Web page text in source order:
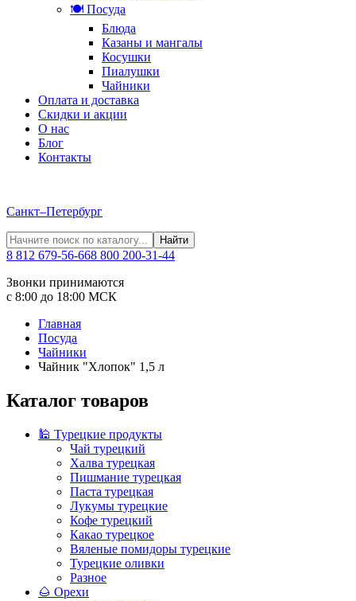
🍽️ Посуда
Блюда
Казаны и мангалы
Косушки
Пиалушки
Чайники
Оплата и доставка
Скидки и акции
О нас
Блог
Контакты
Санкт–Петербург
Найти
8 812 679-56-668 800 200-31-44
Звонки принимаются
с 8:00 до 18:00 МСК
Главная
Посуда
Чайники
Чайник "Хлопок" 1,5 л
Каталог товаров
🕌 Турецкие продукты
Чай турецкий
Халва турецкая
Пишмание турецкая
Паста турецкая
Лукумы турецкие
Кофе турецкий
Какао турецкое
Вяленые помидоры турецкие
Турецкие оливки
Разное
🌰 Орехи